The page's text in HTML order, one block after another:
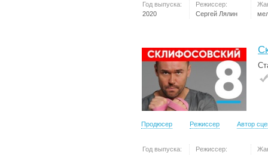
Год выпуска:
2020
Режиссер:
Сергей Лялин
Продюсер Режиссер Автор
Год выпуска:
Режиссер: